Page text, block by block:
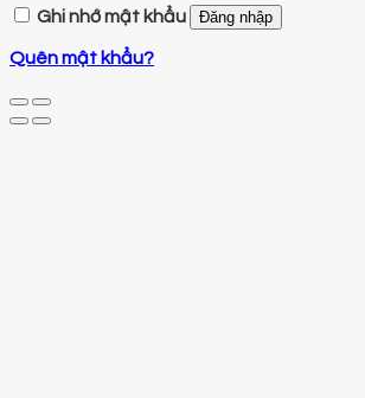
Ghi nhớ mật khẩu Đăng nhập
Quên mật khẩu?